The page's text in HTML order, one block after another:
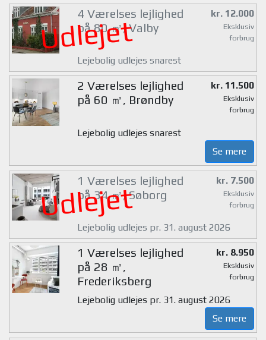
Udlejet
4 Værelses lejlighed
på 80 ㎡, Valby
kr. 12.000
Eksklusiv
forbrug
Lejebolig udlejes snarest
2 Værelses lejlighed
på 60 ㎡, Brøndby
kr. 11.500
Eksklusiv
forbrug
Lejebolig udlejes snarest
Se mere
Udlejet
1 Værelses lejlighed
på 34 ㎡, Søborg
kr. 7.500
Eksklusiv
forbrug
Lejebolig udlejes pr. 31. august 2026
1 Værelses lejlighed
på 28 ㎡,
Frederiksberg
kr. 8.950
Eksklusiv
forbrug
Lejebolig udlejes pr. 31. august 2026
Se mere